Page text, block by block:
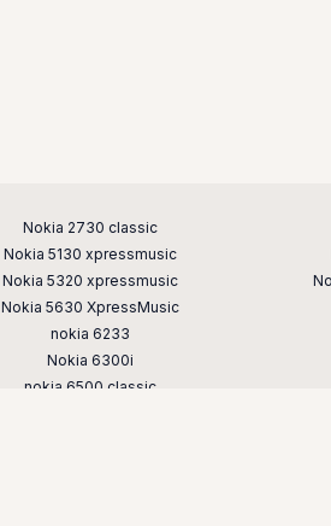
Nokia 2730 classic
Nokia 5130 xpressmusic
Nokia 5320 xpressmusic
Nokia 5630 XpressMusic
nokia 6233
Nokia 6300i
nokia 6500 classic